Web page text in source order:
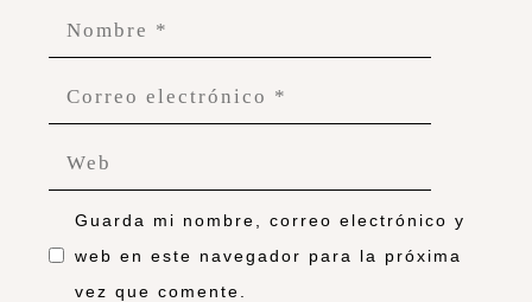
Guarda mi nombre, correo electrónico y
web en este navegador para la próxima
vez que comente.